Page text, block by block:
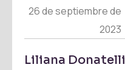
26 de septiembre de
2023
Liliana Donatelli